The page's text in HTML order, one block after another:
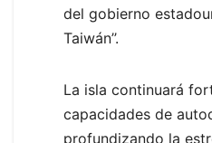
del gobierno
Taiwán’’.
La isla continuará
capacidades de
profundizando la